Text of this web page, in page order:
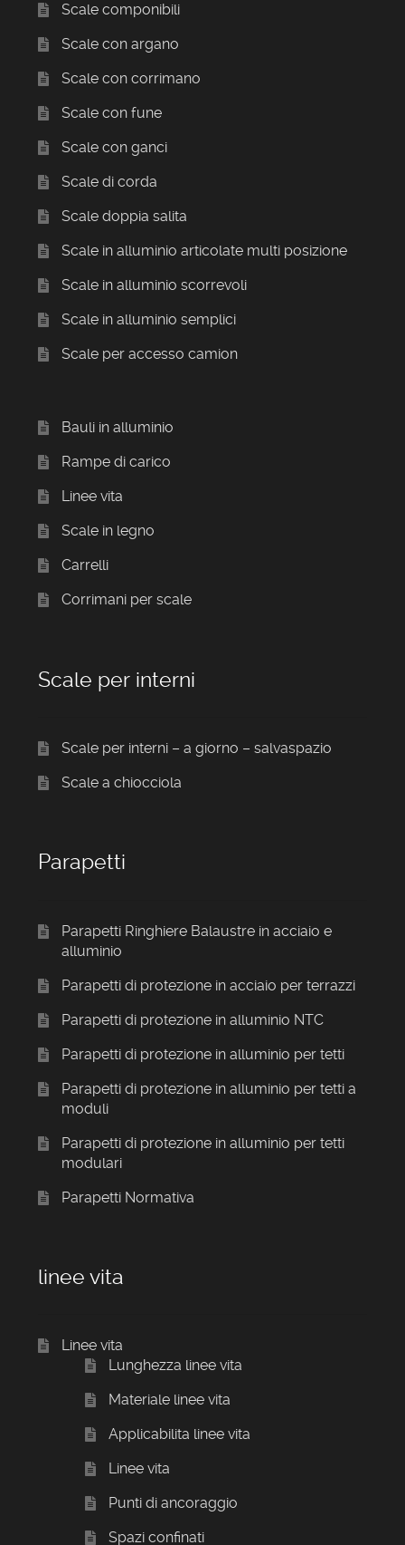
Scale componibili
Scale con argano
Scale con corrimano
Scale con fune
Scale con ganci
Scale di corda
Scale doppia salita
Scale in alluminio articolate multi posizione
Scale in alluminio scorrevoli
Scale in alluminio semplici
Scale per accesso camion
Bauli in alluminio
Rampe di carico
Linee vita
Scale in legno
Carrelli
Corrimani per scale
Scale per interni
Scale per interni – a giorno – salvaspazio
Scale a chiocciola
Parapetti
Parapetti Ringhiere Balaustre in acciaio e
alluminio
Parapetti di protezione in acciaio per terrazzi
Parapetti di protezione in alluminio NTC
Parapetti di protezione in alluminio per tetti
Parapetti di protezione in alluminio per tetti a
moduli
Parapetti di protezione in alluminio per tetti
modulari
Parapetti Normativa
linee vita
Linee vita
Lunghezza linee vita
Materiale linee vita
Applicabilita linee vita
Linee vita
Punti di ancoraggio
Spazi confinati